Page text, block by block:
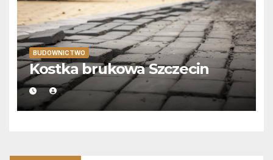
BUDOWNICTWO
Kostka brukowa Szczecin